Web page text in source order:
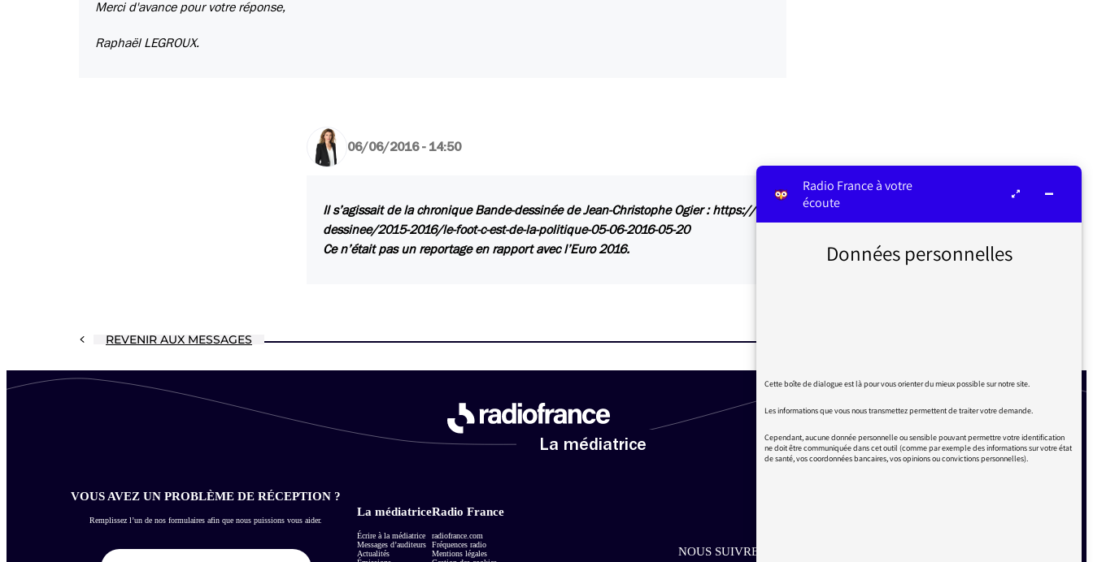
Merci d'avance pour votre réponse,
Raphaël LEGROUX.
06/06/2016 - 14:50
Il s’agissait de la chronique Bande-dessinée de Jean-Christophe Ogier : https://www.franceinfo.fr/emission/bd-bande-
dessinee/2015-2016/le-foot-c-est-de-la-politique-05-06-2016-05-20
Ce n’était pas un reportage en rapport avec l’Euro 2016.
REVENIR AUX MESSAGES
La médiatrice
VOUS AVEZ UN PROBLÈME DE RÉCEPTION ?
Remplissez l’un de nos formulaires afin que nous puissions vous aider.
La médiatrice
Écrire à la médiatrice
Messages d’auditeurs
Actualités
Radio France
radiofrance.com
Fréquences radio
Mentions légales
NOUS SUIVRE SUR LES RÉSEAUX
Radio France à votre
écoute
Données personnelles
Cette boîte de dialogue est là pour vous orienter du mieux possible sur notre site.
Les informations que vous nous transmettez permettent de traiter votre demande.
Cependant, aucune donnée personnelle ou sensible pouvant permettre votre identification
ne doit être communiquée dans cet outil (comme par exemple des informations sur votre état
de santé, vos coordonnées bancaires, vos opinions ou convictions personnelles).